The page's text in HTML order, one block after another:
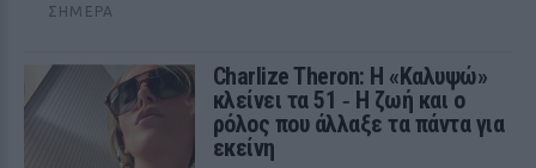
ΣΉΜΕΡΑ
Charlize Theron: Η «Καλυψώ»
κλείνει τα 51 ‑ H ζωή και ο
ρόλος που άλλαξε τα πάντα για
εκείνη